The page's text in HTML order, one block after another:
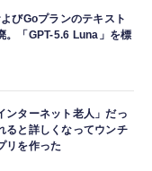
びGoプランのテキスト
。「GPT-5.6 Luna」を標
ンターネット老人」だっ
ると詳しくなってウンチ
リを作った